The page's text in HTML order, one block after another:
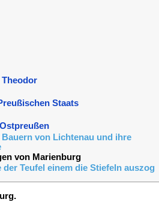
Theodor
Staats
Bauern von Lichtenau und ihre
von Marienburg
der Teufel einem die Stiefeln auszog